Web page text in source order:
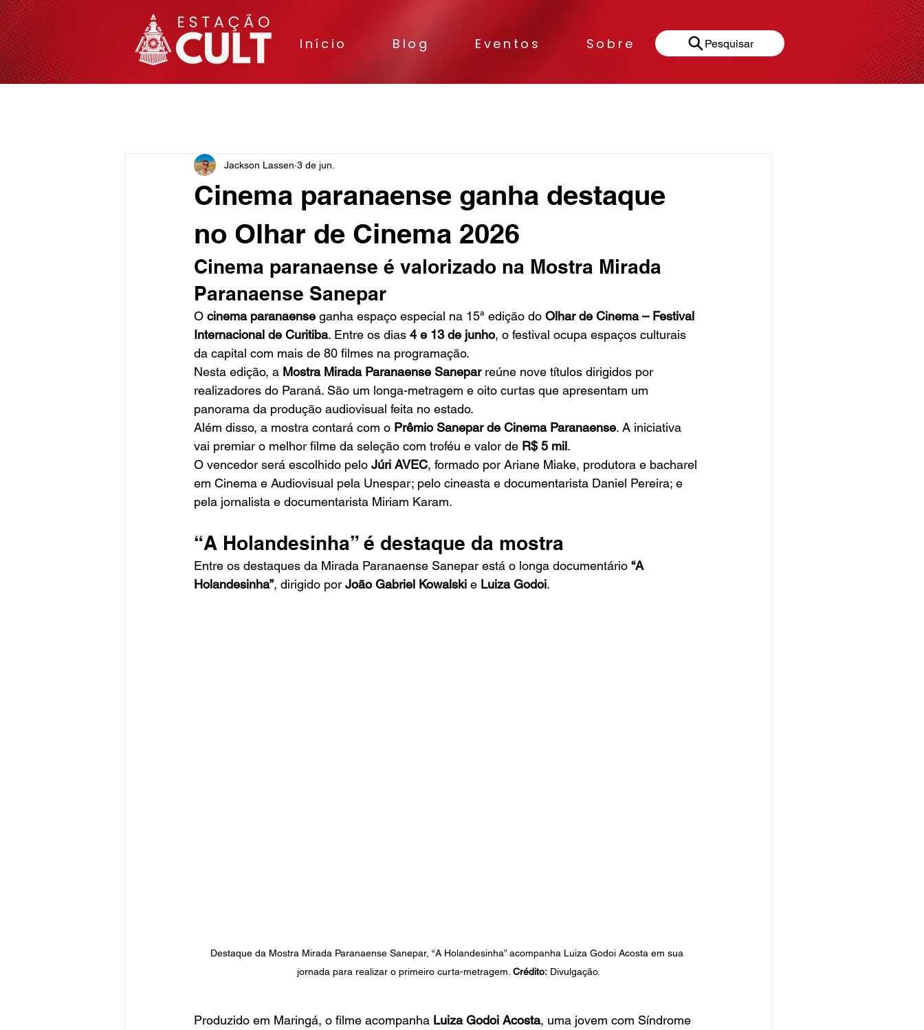
Início Blog Eventos Sobre Pesquisar
Cinema paranaense ganha destaque
no Olhar de Cinema 2026
Jackson Lassen 3 de jun.
Cinema paranaense é valorizado na Mostra Mirada
Paranaense Sanepar
O cinema paranaense ganha espaço especial na 15ª edição do Olhar de Cinema – Festival
Internacional de Curitiba. Entre os dias 4 e 13 de junho, o festival ocupa espaços culturais
da capital com mais de 80 filmes na programação.
Nesta edição, a Mostra Mirada Paranaense Sanepar reúne nove títulos dirigidos por
realizadores do Paraná. São um longa-metragem e oito curtas que apresentam um
panorama da produção audiovisual feita no estado.
Além disso, a mostra contará com o Prêmio Sanepar de Cinema Paranaense. A iniciativa
vai premiar o melhor filme da seleção com troféu e valor de R$ 5 mil.
O vencedor será escolhido pelo Júri AVEC, formado por Ariane Miake, produtora e bacharel
em Cinema e Audiovisual pela Unespar; pelo cineasta e documentarista Daniel Pereira; e
pela jornalista e documentarista Miriam Karam.
“A Holandesinha” é destaque da mostra
Entre os destaques da Mirada Paranaense Sanepar está o longa documentário “A
Holandesinha”, dirigido por João Gabriel Kowalski e Luiza Godoi.
Destaque da Mostra Mirada Paranaense Sanepar, “A Holandesinha” acompanha Luiza Godoi Acosta em sua
jornada para realizar o primeiro curta-metragem. Crédito: Divulgação.
Produzido em Maringá, o filme acompanha Luiza Godoi Acosta, uma jovem com Síndrome